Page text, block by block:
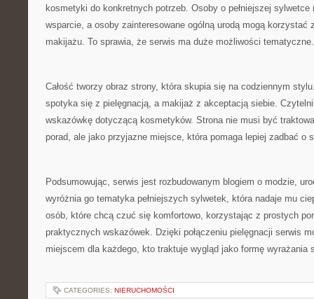
kosmetyki do konkretnych potrzeb. Osoby o pełniejszej sylwetce
wsparcie, a osoby zainteresowane ogólną urodą mogą korzystać
makijażu. To sprawia, że serwis ma duże możliwości tematyczne.
Całość tworzy obraz strony, która skupia się na codziennym
spotyka się z pielęgnacją, a makijaż z akceptacją siebie.
wskazówkę dotyczącą kosmetyków. Strona nie musi być
porad, ale jako przyjazne miejsce, która pomaga lepiej zadbać o
Podsumowując, serwis jest rozbudowanym blogiem o modzie,
wyróżnia go tematyka pełniejszych sylwetek, która nadaje mu
osób, które chcą czuć się komfortowo, korzystając z prostych
praktycznych wskazówek. Dzięki połączeniu pielęgnacji serwis
miejscem dla każdego, kto traktuje wygląd jako formę wyrażania
CATEGORIES: NIERUCHOMOŚCI